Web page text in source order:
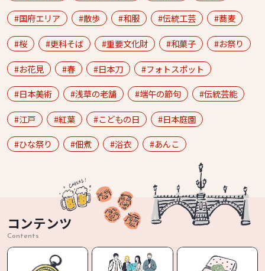
国府エリア 散歩 和服 伝統工芸 蕎麦
桜 更科そば 重要文化財 和菓子 お祭り
お花見 春 日本刀 フォトスポット
日本美術 浅草の老舗 端午の節句 伝統芸能
江戸 紅葉 こどもの日 日本庭園
ひな祭り 佃煮 浴衣 あんこ
コンテンツ
Contents